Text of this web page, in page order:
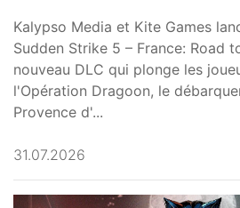
Kalypso Media et Kite Games
Sudden Strike 5 – France: Road
nouveau DLC qui plonge les
l'Opération Dragoon, le
Provence d'...
31.07.2026